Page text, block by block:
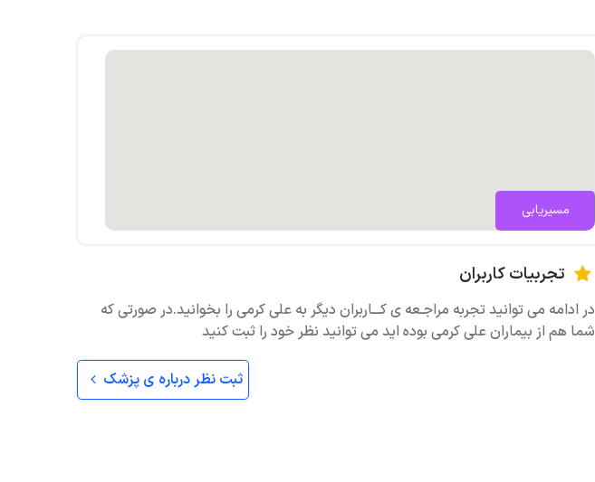
مسیریابی
تجربیات کاربران
در ادامه می توانید تجربه مراجـعه ی کـــاربران دیگر به علی کرمی را بخوانید.در صورتی که
شما هم از بیماران علی کرمی بوده اید می توانید نظر خود را ثبت کنید
ثبت نظر درباره ی پزشک